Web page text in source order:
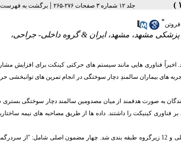
جلد ۱۲ شماره ۳ صفحات ۲۷۶-۲۶۵ |برگشت به فهرست
*
پزشکی مشهد، مشهد، ایران & گروه داخلی- جراحی،
اخیراً فناوری هایی مانند سیستم های حرکتی کینکت برای افزایش
های بیماران سالمندِ دچار سوختگی در انجام تمرین های توانبخشی
مشارکت کنندگان به صورت هدفمند از میان مصدومین سالمند دچار سوختگی
کینیکت را داشتند. داده ها از طریق مصاحبه های نیمه
تحلیل 18 مصاحبه فردی و یک جلسه بحث متمرکز، منجر به استخراج 215 کد اولیه در قالب چهار دسته اصلی و 12 زیرگروه طبقه بندی شد. چهار مضمون اصلی شامل: "از